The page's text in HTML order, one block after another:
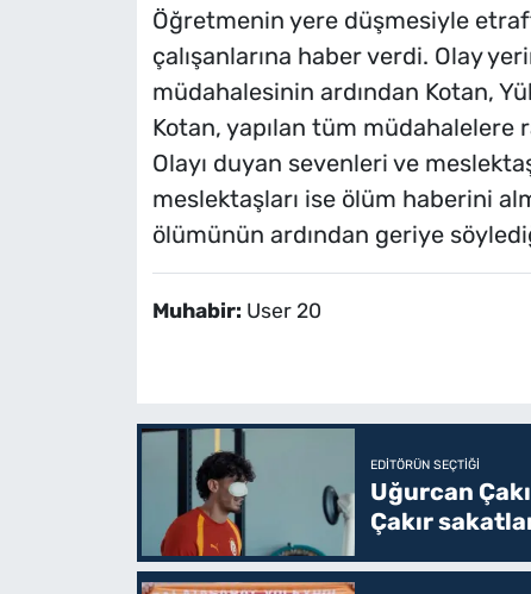
Öğretmenin yere düşmesiyle
çalışanlarına haber verdi. Olay
müdahalesinin ardından Kotan,
Kotan, yapılan tüm müdahalelere
Olayı duyan sevenleri ve
meslektaşları ise ölüm haberini
ölümünün ardından geriye
Muhabir: User 20
EDITÖRÜN SEÇTIĞI
Uğurcan
Çakır